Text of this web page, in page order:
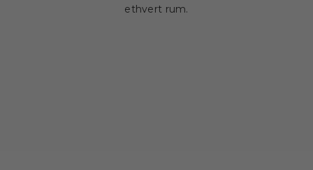
ethvert rum.